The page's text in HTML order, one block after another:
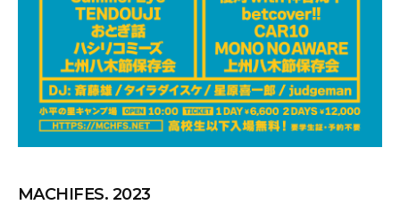
MACHIFES. 2023